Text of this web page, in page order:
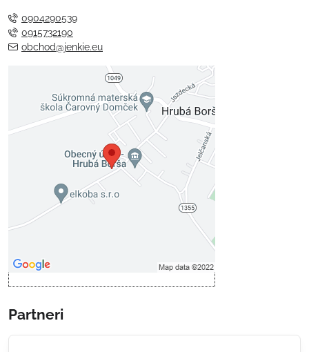
0904290539
0915732190
obchod@jenkie.eu
Externý obsah je blokovaný
Voľbami súkromia
Prajete si načítať externý obsah?
Povoliť tentokrát
Povoliť a zapamätať - súhlas s
Partneri